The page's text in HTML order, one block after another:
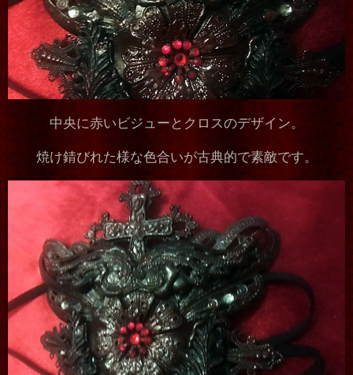
中央に赤いビジューとクロスのデザイン。
焼け錆びれた様な色合いが古典的で素敵です。